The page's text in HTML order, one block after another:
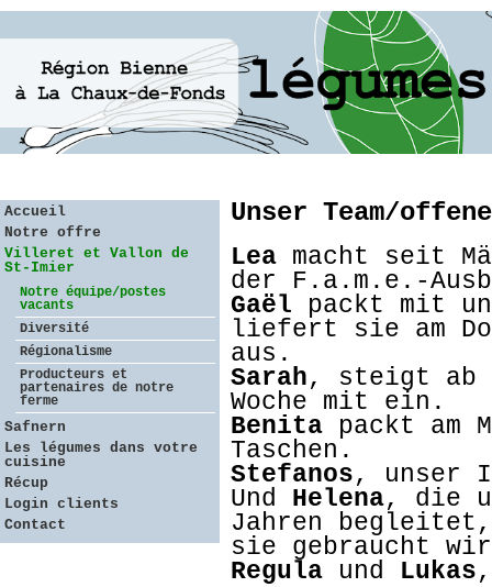
Accueil
Notre offre
Villeret et Vallon de
St-Imier
Notre équipe/postes
vacants
Diversité
Régionalisme
Producteurs et
partenaires de notre
ferme
Safnern
Les légumes dans votre
cuisine
Récup
Login clients
Contact
Unser Team/
Lea macht seit
der F.a.m.e.-
Gaël packt mit
liefert sie am
aus.
Sarah, steigt ab
Woche mit ein.
Benita packt am
Taschen.
Stefanos, unser
Und Helena, die
Jahren
sie gebraucht
Regula und Lukas